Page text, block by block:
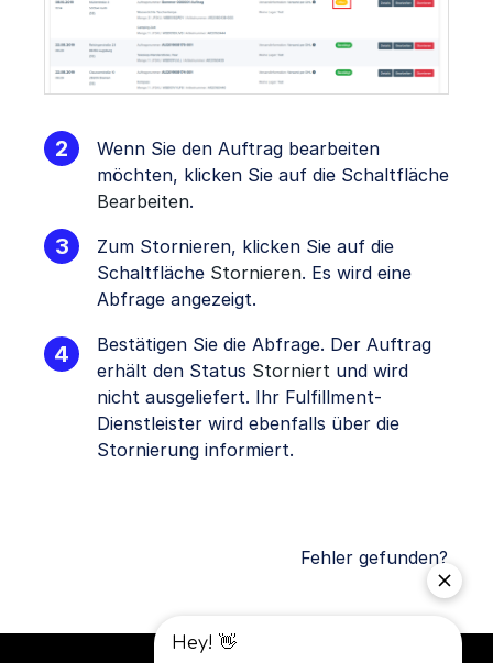
Wenn Sie den Auftrag bearbeiten
möchten, klicken Sie auf die Schaltfläche
Bearbeiten.
Zum Stornieren, klicken Sie auf die
Schaltfläche Stornieren. Es wird eine
Abfrage angezeigt.
Bestätigen Sie die Abfrage. Der Auftrag
erhält den Status Storniert und wird
nicht ausgeliefert. Ihr Fulfillment-
Dienstleister wird ebenfalls über die
Stornierung informiert.
Fehler gefunden?